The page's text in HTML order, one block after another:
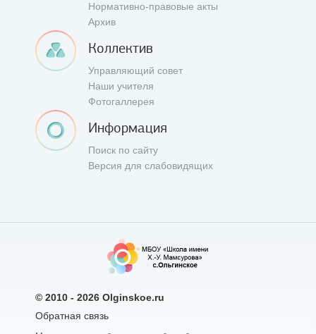
Нормативно-правовые акты
Архив
Коллектив
Управляющий совет
Наши учителя
Фотогаллерея
Информация
Поиск по сайту
Версия для слабовидящих
© 2010 - 2026 Olginskoe.ru
Обратная связь